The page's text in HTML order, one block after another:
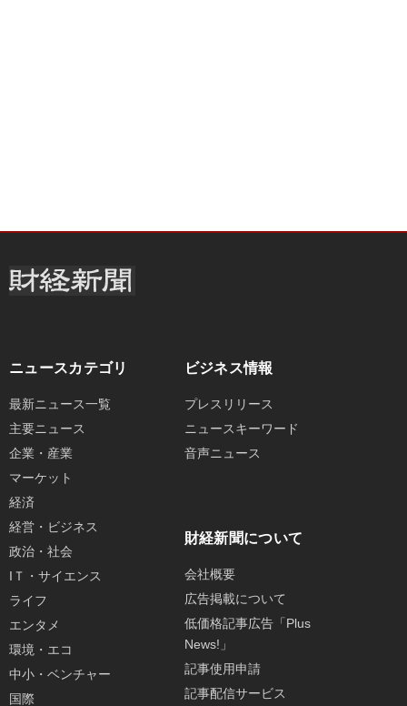
ニュースカテゴリ
最新ニュース一覧
主要ニュース
企業・産業
マーケット
経済
経営・ビジネス
政治・社会
IＴ・サイエンス
ライフ
エンタメ
環境・エコ
中小・ベンチャー
国際
ビジネス情報
プレスリリース
ニュースキーワード
音声ニュース
財経新聞について
会社概要
広告掲載について
低価格記事広告「Plus
News!」
記事使用申請
記事配信サービス